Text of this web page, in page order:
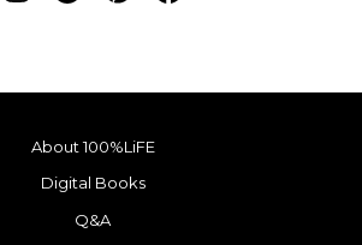
About 100%LiFE
Digital Books
Q&A